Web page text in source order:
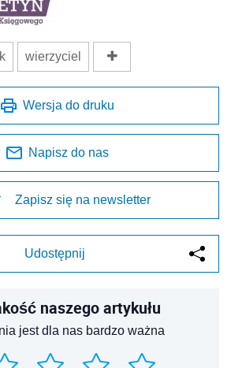
wierzyciel
Wersja do druku
Napisz do nas
Zapisz się na newsletter
Udostępnij
naszego artykułu
jest dla nas bardzo ważna